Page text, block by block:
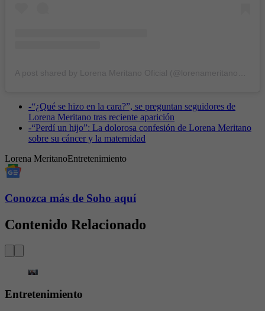
-“¿Qué se hizo en la cara?”, se preguntan seguidores de
Lorena Meritano tras reciente aparición
-“Perdí un hijo”: La dolorosa confesión de Lorena Meritano
sobre su cáncer y la maternidad
Lorena MeritanoEntretenimiento
Conozca más de Soho aquí
Contenido Relacionado
Entretenimiento